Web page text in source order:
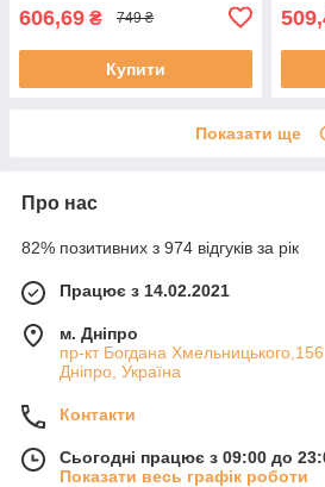
606,69 ₴ 749 ₴
Купити
Показати ще
Про нас
82% позитивних з 974 відгуків за рік
Працює з 14.02.2021
м. Дніпро
пр-кт Богдана
Дніпро, Україна
Контакти
Сьогодні працює з 09:00 до
Показати весь графік роботи